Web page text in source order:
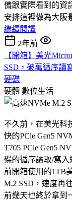
備跟實際看到的資
安排這裡做為大阪
繼續閱讀
2年前
【開箱】美光
SSD，破萬循序讀
硬碟
硬體 數位生活
不久前，在美光科
快的PCle Gen5
T705 PCle Gen5
碟的循序讀取/寫入
前開箱使用的1TB
M.2 SSD，速度再
前幾天也終於拿到